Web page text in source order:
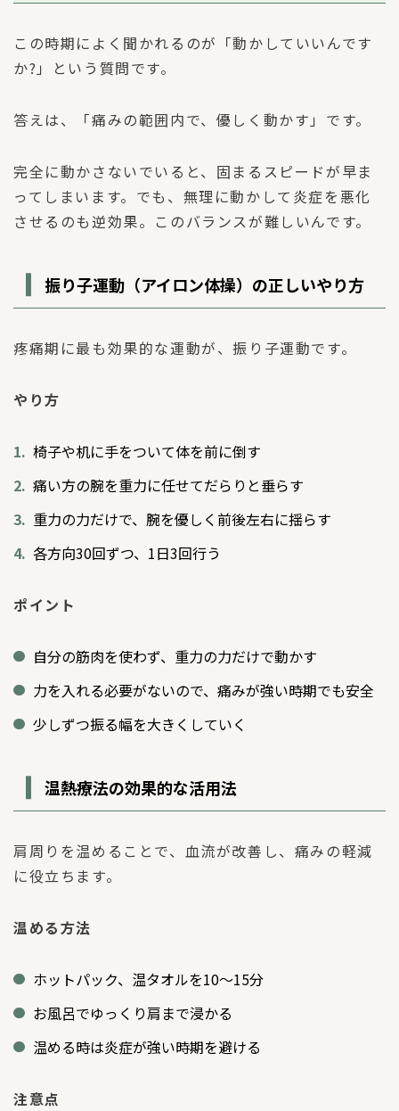
この時期によく聞かれるのが「動かしていいんです
か?」という質問です。
答えは、「痛みの範囲内で、優しく動かす」です。
完全に動かさないでいると、固まるスピードが早ま
ってしまいます。でも、無理に動かして炎症を悪化
させるのも逆効果。このバランスが難しいんです。
振り子運動（アイロン体操）の正しいやり方
疼痛期に最も効果的な運動が、振り子運動です。
やり方
椅子や机に手をついて体を前に倒す
痛い方の腕を重力に任せてだらりと垂らす
重力の力だけで、腕を優しく前後左右に揺らす
各方向30回ずつ、1日3回行う
ポイント
自分の筋肉を使わず、重力の力だけで動かす
力を入れる必要がないので、痛みが強い時期でも安全
少しずつ振る幅を大きくしていく
温熱療法の効果的な活用法
肩周りを温めることで、血流が改善し、痛みの軽減
に役立ちます。
温める方法
ホットパック、温タオルを10〜15分
お風呂でゆっくり肩まで浸かる
温める時は炎症が強い時期を避ける
注意点